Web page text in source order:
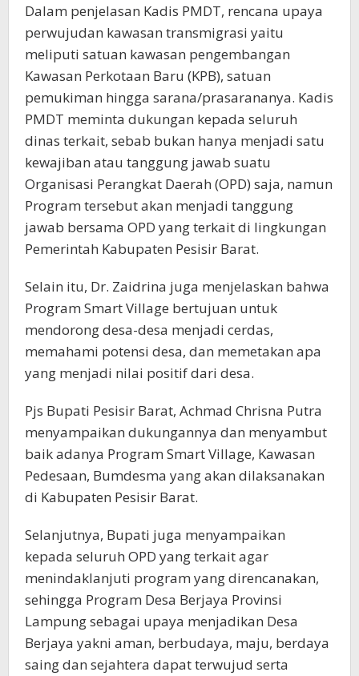
Dalam penjelasan Kadis PMDT, rencana upaya
perwujudan kawasan transmigrasi yaitu
meliputi satuan kawasan pengembangan
Kawasan Perkotaan Baru (KPB), satuan
pemukiman hingga sarana/prasarananya. Kadis
PMDT meminta dukungan kepada seluruh
dinas terkait, sebab bukan hanya menjadi satu
kewajiban atau tanggung jawab suatu
Organisasi Perangkat Daerah (OPD) saja, namun
Program tersebut akan menjadi tanggung
jawab bersama OPD yang terkait di lingkungan
Pemerintah Kabupaten Pesisir Barat.
Selain itu, Dr. Zaidrina juga menjelaskan bahwa
Program Smart Village bertujuan untuk
mendorong desa-desa menjadi cerdas,
memahami potensi desa, dan memetakan apa
yang menjadi nilai positif dari desa.
Pjs Bupati Pesisir Barat, Achmad Chrisna Putra
menyampaikan dukungannya dan menyambut
baik adanya Program Smart Village, Kawasan
Pedesaan, Bumdesma yang akan dilaksanakan
di Kabupaten Pesisir Barat.
Selanjutnya, Bupati juga menyampaikan
kepada seluruh OPD yang terkait agar
menindaklanjuti program yang direncanakan,
sehingga Program Desa Berjaya Provinsi
Lampung sebagai upaya menjadikan Desa
Berjaya yakni aman, berbudaya, maju, berdaya
saing dan sejahtera dapat terwujud serta